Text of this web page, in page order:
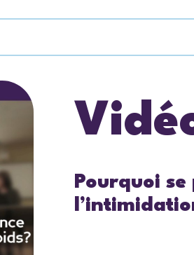
Pourquoi